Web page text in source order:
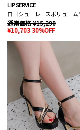
LIP SERVICE
通常価格 ¥15,290
¥10,703 30%OFF